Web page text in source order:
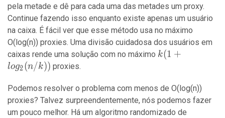
pela metade e dê para cada uma das metades um proxy.
Continue fazendo isso enquanto existe apenas um usuário
na caixa. É fácil ver que esse método usa no máximo
O(log(n)) proxies. Uma divisão cuidadosa dos usuários em
caixas rende uma solução com no máximo k(1+log_2(n/
k(1 +
log2(n/k)) proxies.
Podemos resolver o problema com menos de O(log(n))
proxies? Talvez surpreendentemente, nós podemos fazer
um pouco melhor. Há um algoritmo randomizado de